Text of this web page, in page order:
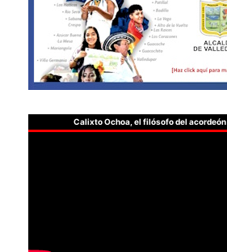
Calixto Ochoa, el filósofo del acordeón